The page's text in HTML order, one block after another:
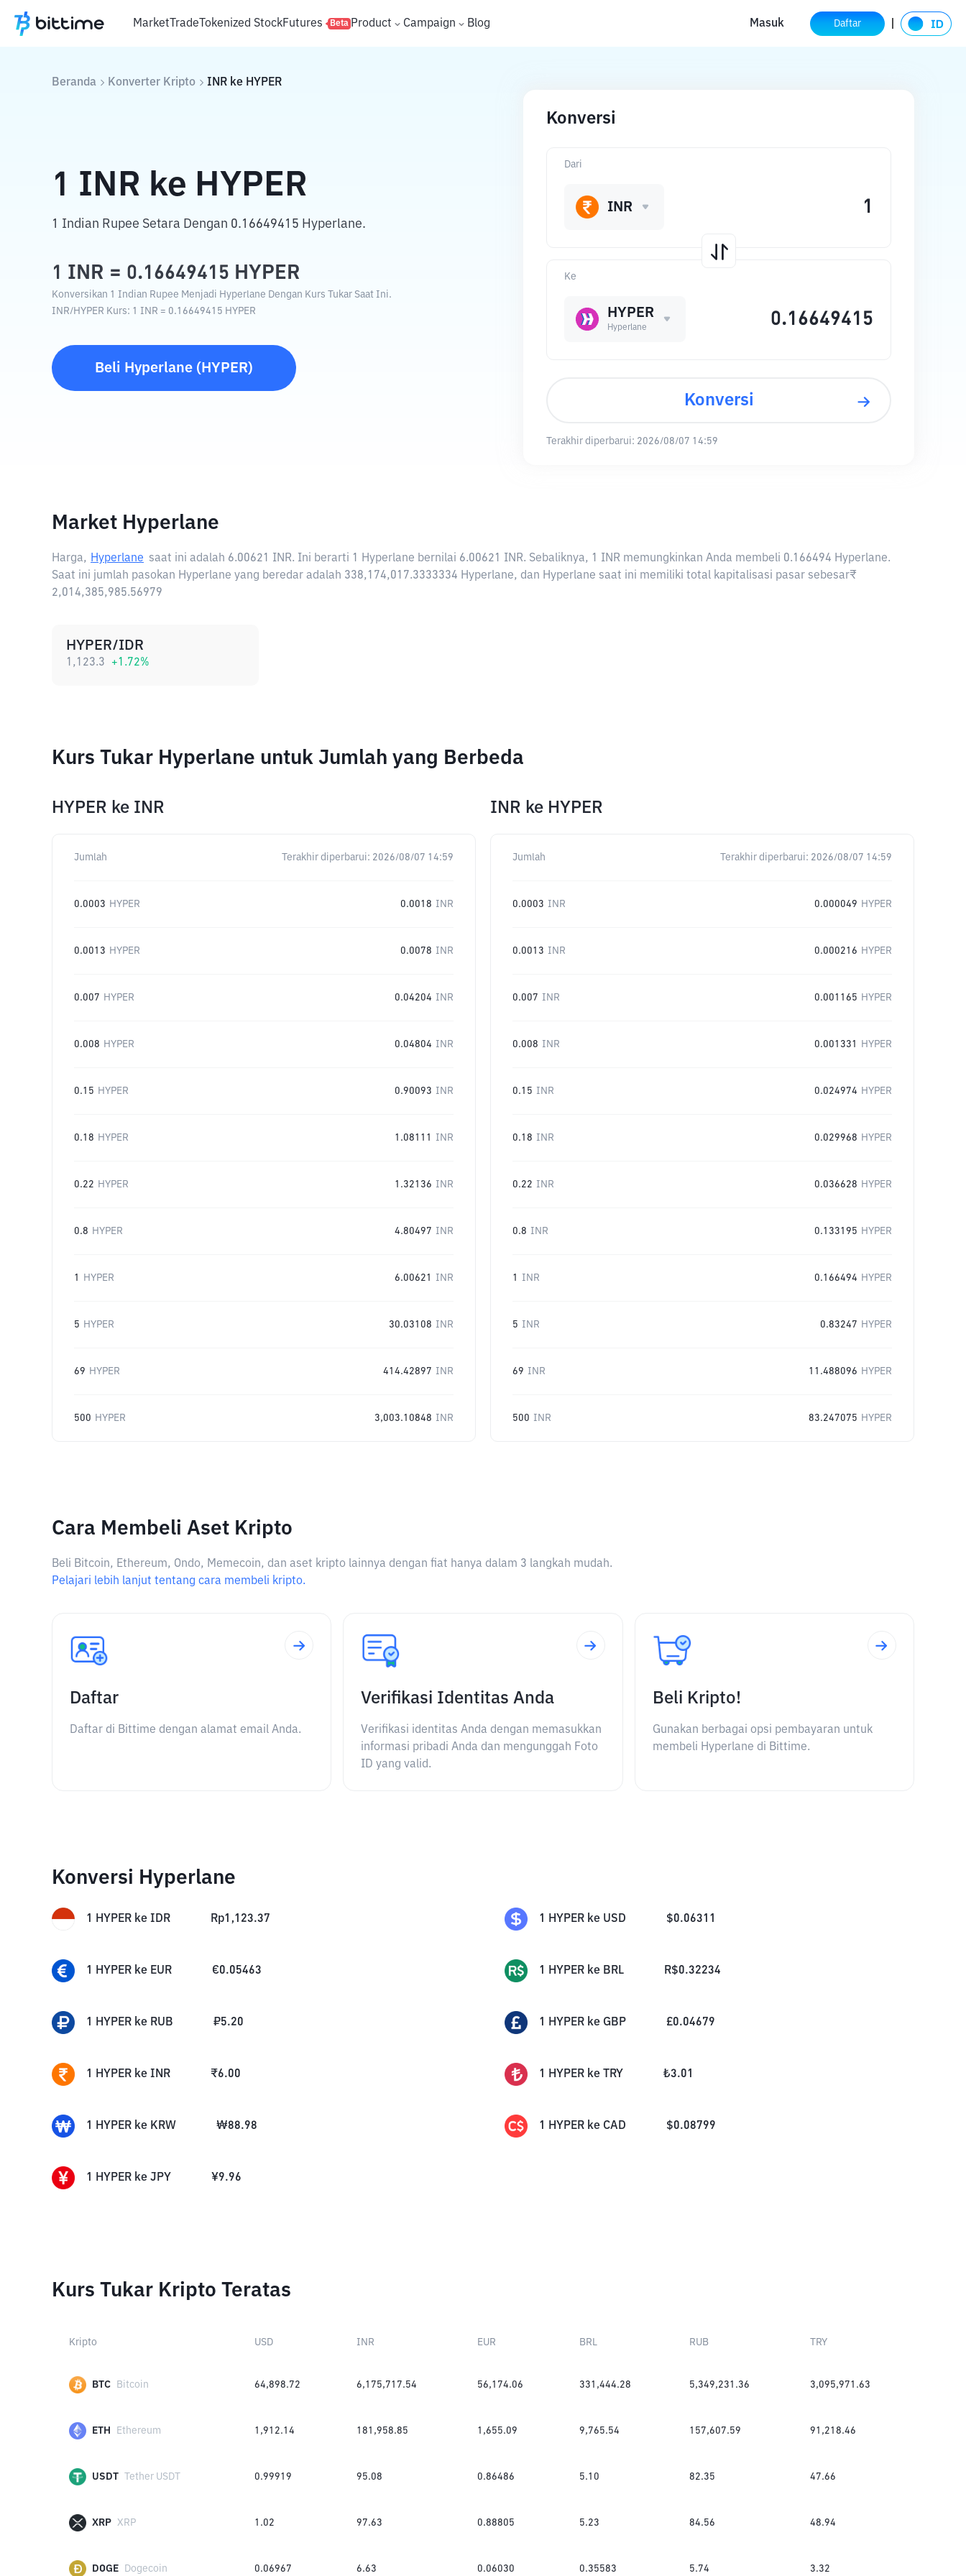
MarketTradeTokenized StockFutures Beta Product Campaign Blog Masuk Daftar
Beranda Konverter Kripto INR ke HYPER
1 INR ke HYPER
1 Indian Rupee Setara Dengan 0.16649415 Hyperlane.
1 INR = 0.16649415 HYPER
Konversikan 1 Indian Rupee Menjadi Hyperlane Dengan Kurs Tukar Saat Ini.
INR/HYPER Kurs: 1 INR = 0.16649415 HYPER
Beli Hyperlane ( HYPER)
Konversi
Ke
HYPER
Hyperlane
Dari
INR
Konversi
Terakhir diperbarui: 2026/08/07 14:59
Market Hyperlane
Harga, Hyperlane saat ini adalah 6.00621 INR. Ini berarti 1 Hyperlane bernilai 6.00621 INR. Sebaliknya, 1 INR memungkinkan Anda membeli 0.166494 Hyperlane.
Saat ini jumlah pasokan Hyperlane yang beredar adalah 338,174,017.3333334 Hyperlane, dan Hyperlane saat ini memiliki total kapitalisasi pasar sebesar₹
2,014,385,985.56979
HYPER/IDR
1,123.3 +1.72%
Kurs Tukar Hyperlane untuk Jumlah yang Berbeda
HYPER ke INR
Jumlah Terakhir diperbarui: 2026/08/07 14:59
0.0003 HYPER 0.0018 INR
0.0013 HYPER 0.0078 INR
0.007 HYPER 0.04204 INR
0.008 HYPER 0.04804 INR
0.15 HYPER 0.90093 INR
0.18 HYPER 1.08111 INR
0.22 HYPER 1.32136 INR
0.8 HYPER 4.80497 INR
1 HYPER 6.00621 INR
5 HYPER 30.03108 INR
69 HYPER 414.42897 INR
500 HYPER 3,003.10848 INR
INR ke HYPER
Jumlah Terakhir diperbarui: 2026/08/07 14:59
0.0003 INR 0.000049 HYPER
0.0013 INR 0.000216 HYPER
0.007 INR 0.001165 HYPER
0.008 INR 0.001331 HYPER
0.15 INR 0.024974 HYPER
0.18 INR 0.029968 HYPER
0.22 INR 0.036628 HYPER
0.8 INR 0.133195 HYPER
1 INR 0.166494 HYPER
5 INR 0.83247 HYPER
69 INR 11.488096 HYPER
500 INR 83.247075 HYPER
Cara Membeli Aset Kripto
Beli Bitcoin, Ethereum, Ondo, Memecoin, dan aset kripto lainnya dengan fiat hanya dalam 3 langkah mudah.
Pelajari lebih lanjut tentang cara membeli kripto.
Daftar
Daftar di Bittime dengan alamat email Anda.
Verifikasi Identitas Anda
Verifikasi identitas Anda dengan memasukkan
informasi pribadi Anda dan mengunggah Foto
ID yang valid.
Beli Kripto!
Gunakan berbagai opsi pembayaran untuk
membeli Hyperlane di Bittime.
Konversi Hyperlane
1 HYPER ke IDR Rp1,123.37 1 HYPER ke USD $0.06311
1 HYPER ke EUR €0.05463 1 HYPER ke BRL R$0.32234
1 HYPER ke RUB ₽5.20 1 HYPER ke GBP £0.04679
1 HYPER ke INR ₹6.00 1 HYPER ke TRY ₺3.01
1 HYPER ke KRW ₩88.98 1 HYPER ke CAD $0.08799
1 HYPER ke JPY ¥9.96
Kurs Tukar Kripto Teratas
Kripto USD INR EUR BRL RUB TRY
BTC Bitcoin 64,898.72 6,175,717.54 56,174.06 331,444.28 5,349,231.36 3,095,971.63
ETH Ethereum 1,912.14 181,958.85 1,655.09 9,765.54 157,607.59 91,218.46
USDT Tether USDT 0.99919 95.08 0.86486 5.10 82.35 47.66
XRP XRP 1.02 97.63 0.88805 5.23 84.56 48.94
DOGE Dogecoin 0.06967 6.63 0.06030 0.35583 5.74 3.32